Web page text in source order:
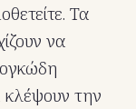
Τα
να
κλέψουν την